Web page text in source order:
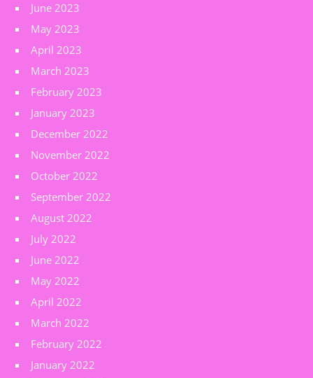
June 2023
May 2023
April 2023
March 2023
February 2023
January 2023
December 2022
November 2022
October 2022
September 2022
August 2022
July 2022
June 2022
May 2022
April 2022
March 2022
February 2022
January 2022